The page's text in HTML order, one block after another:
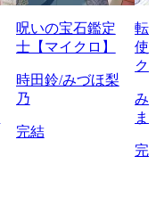
呪いの宝石鑑定
士【マイクロ】
時田鈴/みづほ梨
乃
完結
転
使
ク
み
ま
完